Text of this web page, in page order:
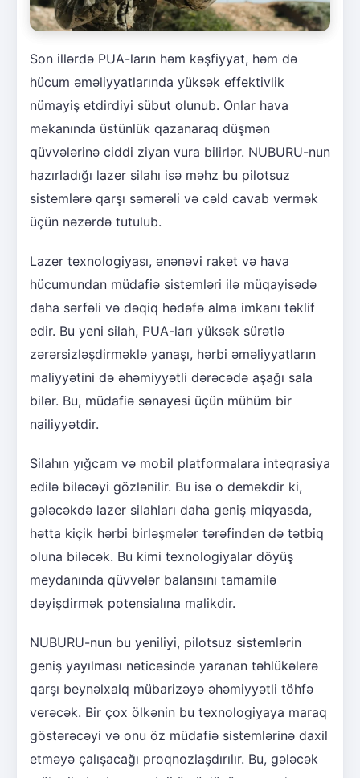
Son illərdə PUA-ların həm kəşfiyyat, həm də
hücum əməliyyatlarında yüksək effektivlik
nümayiş etdirdiyi sübut olunub. Onlar hava
məkanında üstünlük qazanaraq düşmən
qüvvələrinə ciddi ziyan vura bilirlər. NUBURU-nun
hazırladığı lazer silahı isə məhz bu pilotsuz
sistemlərə qarşı səmərəli və cəld cavab vermək
üçün nəzərdə tutulub.
Lazer texnologiyası, ənənəvi raket və hava
hücumundan müdafiə sistemləri ilə müqayisədə
daha sərfəli və dəqiq hədəfə alma imkanı təklif
edir. Bu yeni silah, PUA-ları yüksək sürətlə
zərərsizləşdirməklə yanaşı, hərbi əməliyyatların
maliyyətini də əhəmiyyətli dərəcədə aşağı sala
bilər. Bu, müdafiə sənayesi üçün mühüm bir
nailiyyətdir.
Silahın yığcam və mobil platformalara inteqrasiya
edilə biləcəyi gözlənilir. Bu isə o deməkdir ki,
gələcəkdə lazer silahları daha geniş miqyasda,
hətta kiçik hərbi birləşmələr tərəfindən də tətbiq
oluna biləcək. Bu kimi texnologiyalar döyüş
meydanında qüvvələr balansını tamamilə
dəyişdirmək potensialına malikdir.
NUBURU-nun bu yeniliyi, pilotsuz sistemlərin
geniş yayılması nəticəsində yaranan təhlükələrə
qarşı beynəlxalq mübarizəyə əhəmiyyətli töhfə
verəcək. Bir çox ölkənin bu texnologiyaya maraq
göstərəcəyi və onu öz müdafiə sistemlərinə daxil
etməyə çalışacağı proqnozlaşdırılır. Bu, gələcək